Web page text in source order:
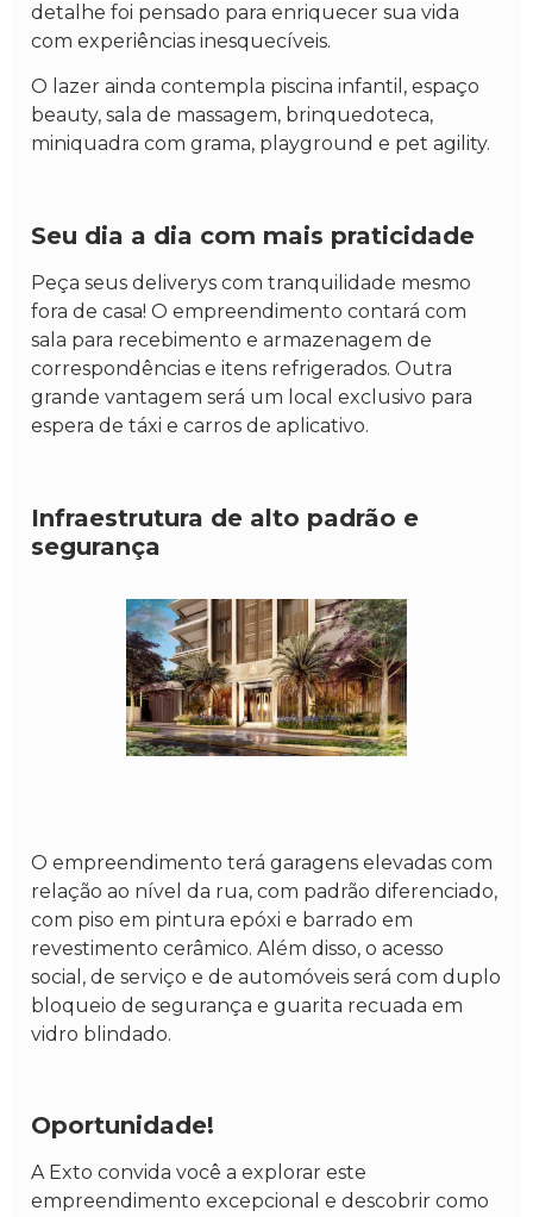
detalhe foi pensado para enriquecer sua vida
com experiências inesquecíveis.
O lazer ainda contempla piscina infantil, espaço
beauty, sala de massagem, brinquedoteca,
miniquadra com grama, playground e pet agility.
Seu dia a dia com mais praticidade
Peça seus deliverys com tranquilidade mesmo
fora de casa! O empreendimento contará com
sala para recebimento e armazenagem de
correspondências e itens refrigerados. Outra
grande vantagem será um local exclusivo para
espera de táxi e carros de aplicativo.
Infraestrutura de alto padrão e
segurança
O empreendimento terá garagens elevadas com
relação ao nível da rua, com padrão diferenciado,
com piso em pintura epóxi e barrado em
revestimento cerâmico. Além disso, o acesso
social, de serviço e de automóveis será com duplo
bloqueio de segurança e guarita recuada em
vidro blindado.
Oportunidade!
A Exto convida você a explorar este
empreendimento excepcional e descobrir como